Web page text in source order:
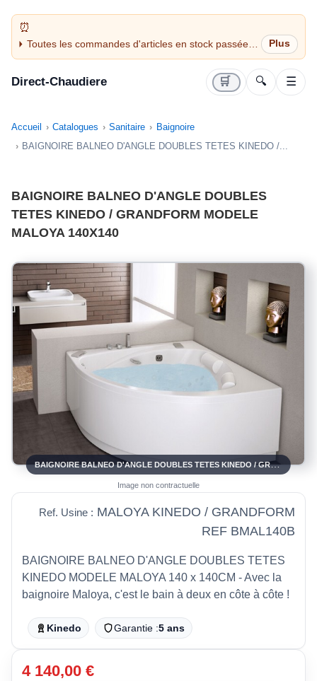
Toutes les commandes d'articles en stock passées
avant 14H sont expédiées le jour même (jours
Direct-Chaudiere 🛒 🔍 ☰
Accueil Catalogues Sanitaire
Baignoire
BAIGNOIRE BALNEO D'ANGLE DOUBLES TETES KINEDO /...
BAIGNOIRE BALNEO D'ANGLE DOUBLES
TETES KINEDO / GRANDFORM MODELE
MALOYA 140X140
BAIGNOIRE BALNEO D'ANGLE DOUBLES TETES KINEDO / GRANDFORM MODELE MALOYA 140X140
Image non contractuelle
Ref. Usine : MALOYA KINEDO / GRANDFORM
REF BMAL140B
BAIGNOIRE BALNEO D'ANGLE DOUBLES TETES
KINEDO MODELE MALOYA 140 x 140CM - Avec la
baignoire Maloya, c'est le bain à deux en côte à côte !
Kinedo Garantie :5 ans
4 140,00 €